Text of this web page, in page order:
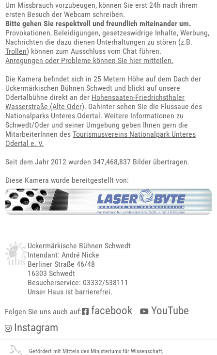
Um Missbrauch vorzubeugen, können Sie erst 24h nach ihrem
ersten Besuch der Webcam schreiben.
Bitte gehen Sie respektvoll und freundlich miteinander um.
Provokationen, Beleidigungen, gesetzeswidrige Inhalte, Werbung,
Nachrichten die dazu dienen Unterhaltungen zu stören (z.B.
Trollen) können zum Ausschluss vom Chat führen.
Anregungen oder Probleme können Sie hier mitteilen.
Die Kamera befindet sich in 25 Metern Höhe auf dem Dach der
Uckermärkischen Bühnen Schwedt und blickt auf unsere
Odertalbühne direkt an der Hohensaaten-Friedrichsthaler
Wasserstraße (Alte Oder). Dahinter sehen Sie die Flussaue des
Nationalparks Unteres Odertal. Weitere Informationen zu
Schwedt/Oder und seiner Umgebung geben Ihnen gern die
MitarbeiterInnen desTourismusvereins Nationalpark Unteres
Odertal e. V.
Seit dem Jahr 2012 wurden 347,468,838 Bilder übertragen.
Diese Kamera wurde bereitgestellt von:
Uckermärkische Bühnen Schwedt
Intendant: André Nicke
Berliner Straße 46/48
16303 Schwedt
Besucherservice: 03332/538111
Unser Haus ist barrierefrei.
Folgen Sie uns auch auf: facebook
YouTube
Instagram
Gefördert mit Mitteln des Ministeriums für Wissenschaft,